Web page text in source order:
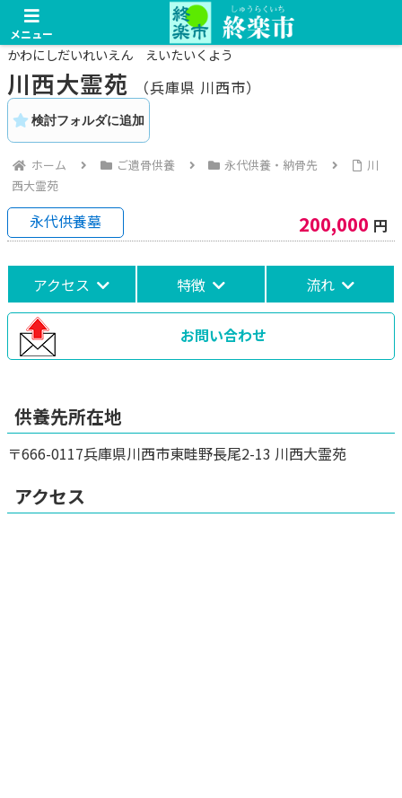
かわにしだいれいえん えいたいくよう
川西大霊苑 （兵庫県 川西市）
検討フォルダに追加
ホーム ご遺骨供養 永代供養・納骨先
川
西大霊苑
永代供養墓 200,000 円
アクセス 特徴 流れ
お問い合わせ
供養先所在地
〒666-0117兵庫県川西市東畦野長尾2-13 川西大霊苑
アクセス
メニュー